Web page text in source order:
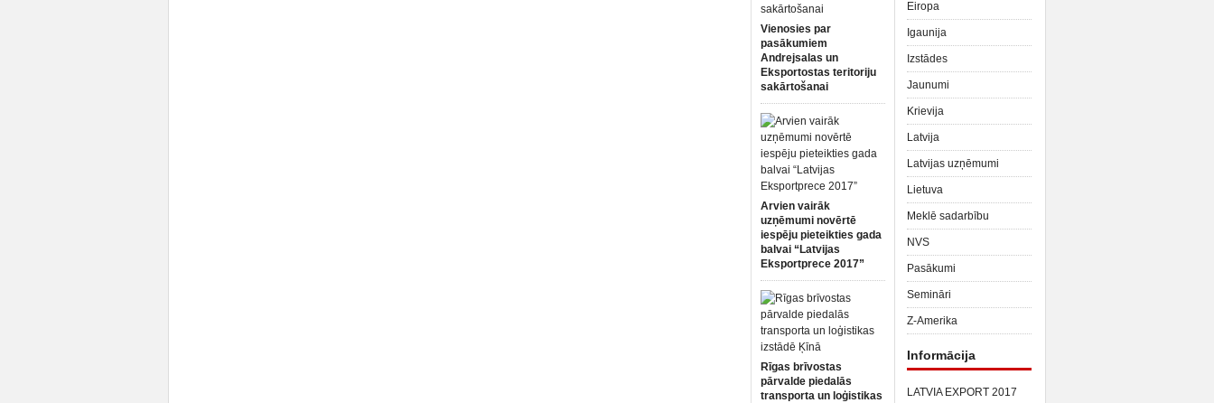
Vienosies par
pasākumiem
Andrejsalas un
Eksportostas teritoriju
sakārtošanai
Arvien vairāk
uzņēmumi novērtē
iespēju pieteikties gada
balvai “Latvijas
Eksportprece 2017”
Rīgas brīvostas
pārvalde piedalās
transporta un loģistikas
Eiropa
Igaunija
Izstādes
Jaunumi
Krievija
Latvija
Latvijas uzņēmumi
Lietuva
Meklē sadarbību
NVS
Pasākumi
Semināri
Z-Amerika
Informācija
LATVIA EXPORT 2017